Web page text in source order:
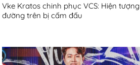
Vke Kratos chinh phục VCS: Hiện tượng
đường trên bị cấm đấu